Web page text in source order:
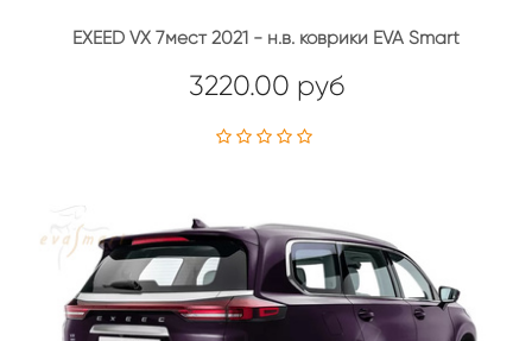
EXEED VX 7мест 2021 - н.в. коврики EVA Smart
3220.00 руб